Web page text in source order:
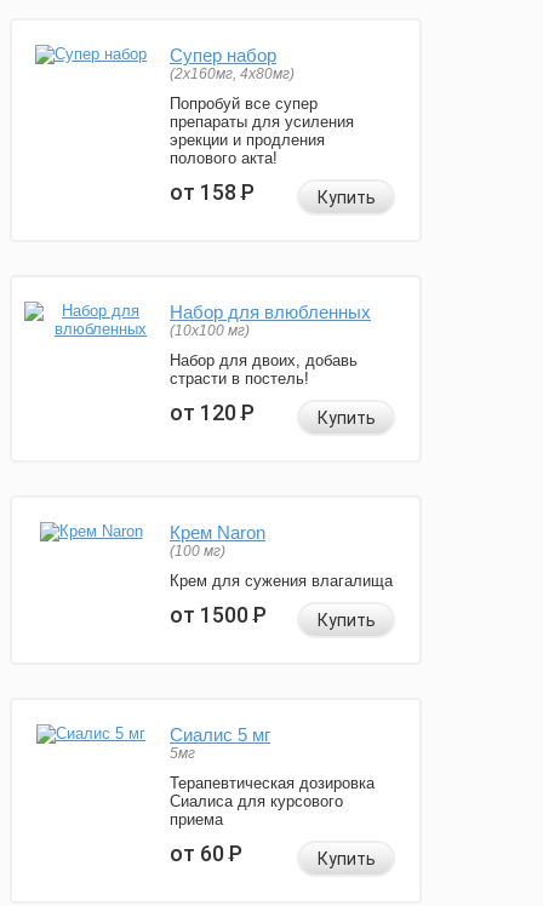
Супер набор
(2х160мг, 4х80мг)
Попробуй все супер
препараты для усиления
эрекции и продления
полового акта!
от 158Р Купить
Набор для влюбленных
(10х100 мг)
Набор для двоих, добавь
страсти в постель!
от 120Р Купить
Крем Naron
(100 мг)
Крем для сужения влагалища
от 1500Р Купить
Сиалис 5 мг
5мг
Терапевтическая дозировка
Сиалиса для курсового
приема
от 60Р Купить